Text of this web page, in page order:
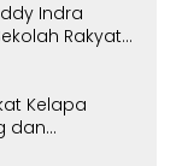
Indra
Rakyat
Kelapa
dan